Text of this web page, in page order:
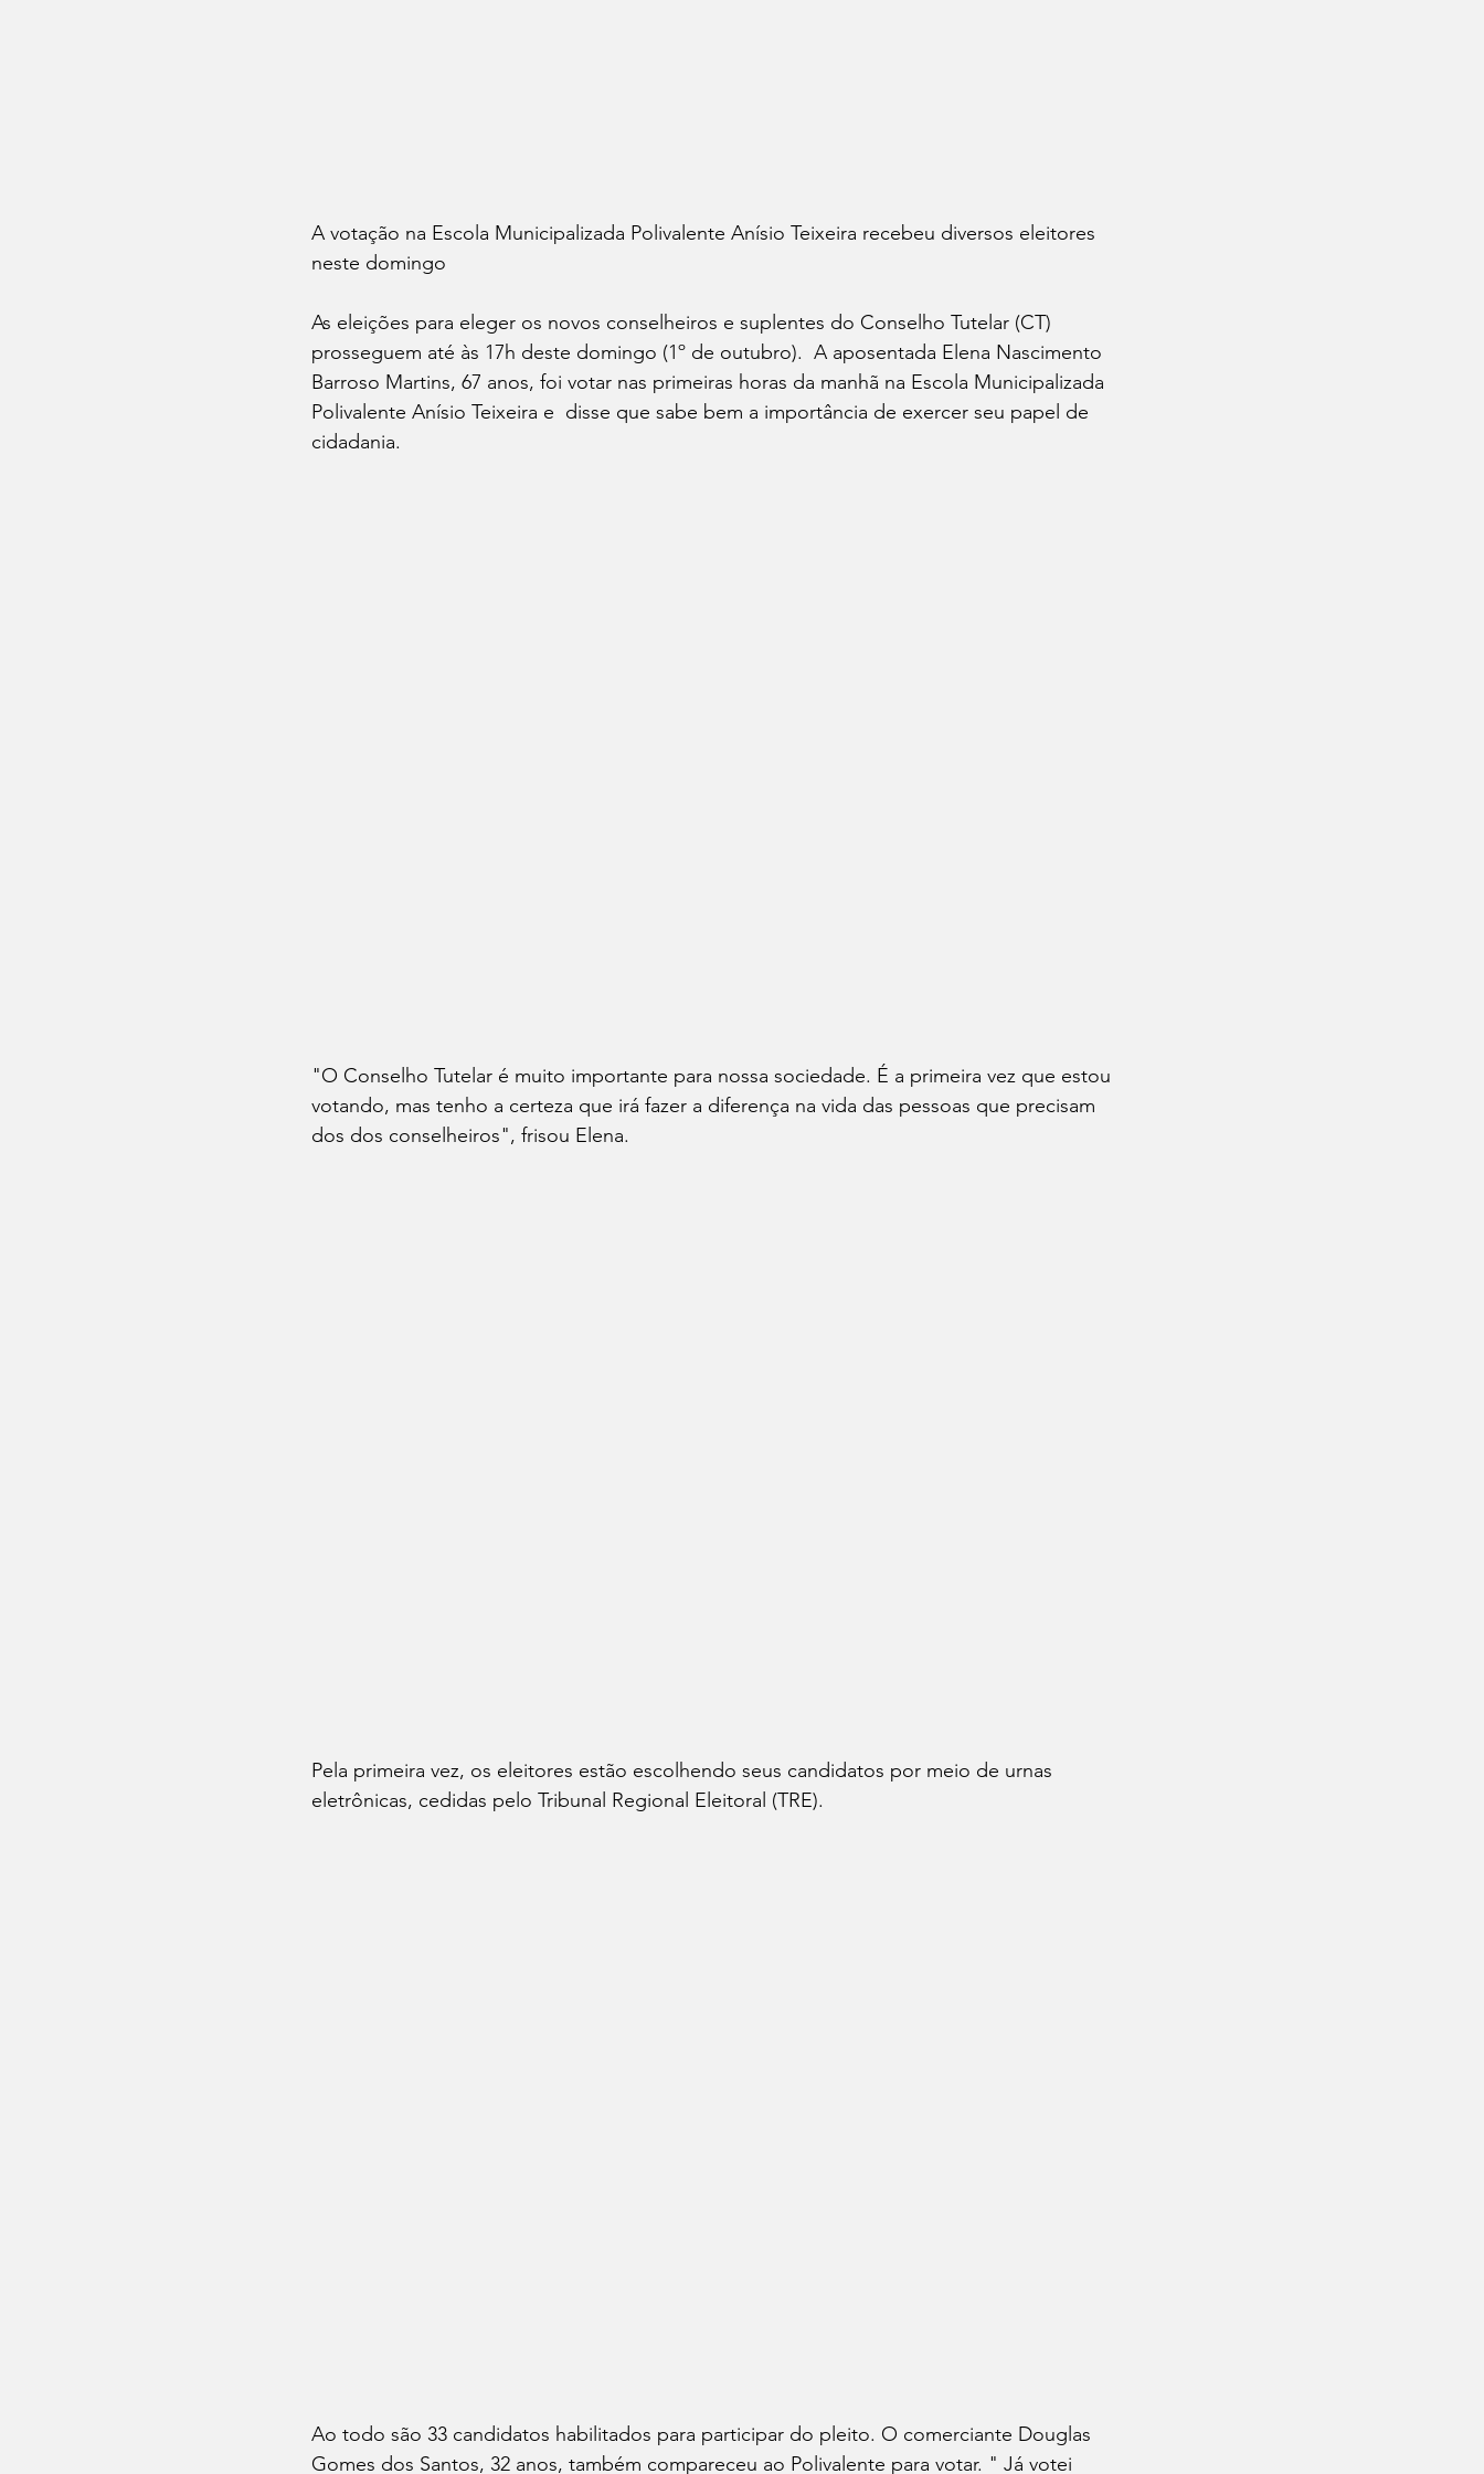
A votação na Escola Municipalizada Polivalente Anísio Teixeira recebeu diversos eleitores
neste domingo
As eleições para eleger os novos conselheiros e suplentes do Conselho Tutelar (CT)
prosseguem até às 17h deste domingo (1º de outubro).  A aposentada Elena Nascimento
Barroso Martins, 67 anos, foi votar nas primeiras horas da manhã na Escola Municipalizada
Polivalente Anísio Teixeira e  disse que sabe bem a importância de exercer seu papel de
cidadania.
"O Conselho Tutelar é muito importante para nossa sociedade. É a primeira vez que estou
votando, mas tenho a certeza que irá fazer a diferença na vida das pessoas que precisam
dos dos conselheiros", frisou Elena.
Pela primeira vez, os eleitores estão escolhendo seus candidatos por meio de urnas
eletrônicas, cedidas pelo Tribunal Regional Eleitoral (TRE).
Ao todo são 33 candidatos habilitados para participar do pleito. O comerciante Douglas
Gomes dos Santos, 32 anos, também compareceu ao Polivalente para votar. " Já votei